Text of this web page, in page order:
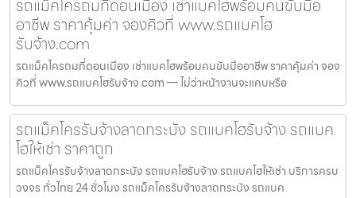
รถแม็คโครถมที่ดอนเมือง เช่าแบคโฮพร้อมคนขับมือ
อาชีพ ราคาคุ้มค่า จองคิวที่ www.รถแบคโฮ
รับจ้าง.com
รถแม็คโครถมที่ดอนเมือง เช่าแบคโฮพร้อมคนขับมืออาชีพ ราคาคุ้มค่า จอง
คิวที่ www.รถแบคโฮรับจ้าง.com — ไม่ว่าหน้างานจะแคบหรือ
รถแม็คโครรับจ้างลาดกระบัง รถแบคโฮรับจ้าง รถแบค
โฮให้เช่า ราคาถูก
รถแม็คโครรับจ้างลาดกระบัง รถแบคโฮรับจ้าง รถแบคโฮให้เช่า บริการครบ
วงจร ทั่วไทย 24 ชั่วโมง รถแม็คโครรับจ้างลาดกระบัง รถแบค